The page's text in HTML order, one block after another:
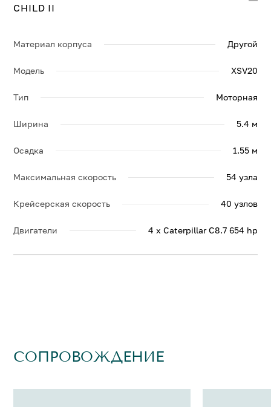
CHILD II
Материал корпуса Другой
Модель XSV20
Тип Моторная
Ширина 5.4 м
Осадка 1.55 м
Максимальная скорость 54 узла
Крейсерская скорость 40 узлов
Двигатели 4 x Caterpillar C8.7 654 hp
СОПРОВОЖДЕНИЕ